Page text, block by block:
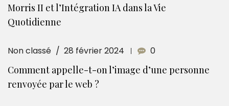
Morris II et l’Intégration IA dans la Vie
Quotidienne
Non classé 28 février 2024 0
Comment appelle-t-on l’image d’une personne
renvoyée par le web ?